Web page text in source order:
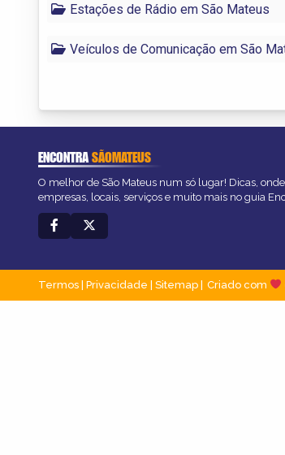
Estações de Rádio em São Mateus
Veículos de Comunicação em São
ENCONTRASÃOMATEUS
O melhor de São Mateus num só lugar! Dicas,
empresas, locais, serviços e muito mais no guia
Termos Privacidade Sitemap Criado com